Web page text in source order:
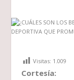
Visitas: 1.009
Cortesía: